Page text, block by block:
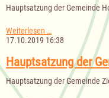
Hauptsatzung der Gemeinde
Weiterlesen … Hauptsatzung
der
Gemeinde
Hollenbek
17.10.2019 16:38
Hauptsatzung der
Hauptsatzung der Gemeinde